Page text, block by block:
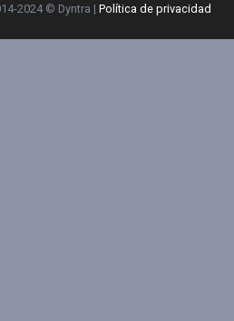
2024 © Dyntra | Política de privacidad